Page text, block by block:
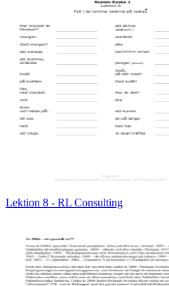
Lektion 8 - RL Consulting